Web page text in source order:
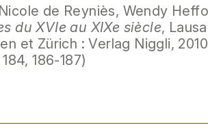
de Reyniès, Wendy
du XVIe au XIXe siècle,
et Zürich : Verlag Niggli,
186-187)